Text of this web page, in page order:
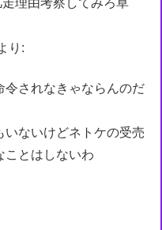
理由考察してみろ草
り:
令されなきゃならんのだ
いないけどネトケの受売
ことはしないわ